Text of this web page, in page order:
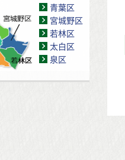
青葉区
宮城野区
若林区
太白区
泉区